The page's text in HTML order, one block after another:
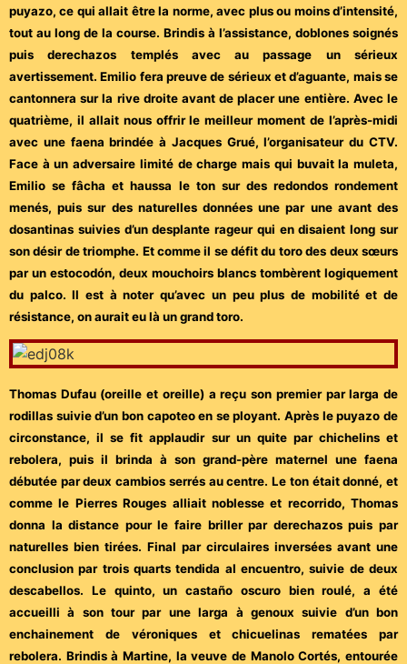
puyazo, ce qui allait être la norme, avec plus ou moins d’intensité,
tout au long de la course. Brindis à l’assistance, doblones soignés
puis derechazos templés avec au passage un sérieux
avertissement. Emilio fera preuve de sérieux et d’aguante, mais se
cantonnera sur la rive droite avant de placer une entière. Avec le
quatrième, il allait nous offrir le meilleur moment de l’après-midi
avec une faena brindée à Jacques Grué, l’organisateur du CTV.
Face à un adversaire limité de charge mais qui buvait la muleta,
Emilio se fâcha et haussa le ton sur des redondos rondement
menés, puis sur des naturelles données une par une avant des
dosantinas suivies d’un desplante rageur qui en disaient long sur
son désir de triomphe. Et comme il se défit du toro des deux sœurs
par un estocodón, deux mouchoirs blancs tombèrent logiquement
du palco. Il est à noter qu’avec un peu plus de mobilité et de
résistance, on aurait eu là un grand toro.
Thomas Dufau (oreille et oreille) a reçu son premier par larga de
rodillas suivie d’un bon capoteo en se ployant. Après le puyazo de
circonstance, il se fit applaudir sur un quite par chichelins et
rebolera, puis il brinda à son grand-père maternel une faena
débutée par deux cambios serrés au centre. Le ton était donné, et
comme le Pierres Rouges alliait noblesse et recorrido, Thomas
donna la distance pour le faire briller par derechazos puis par
naturelles bien tirées. Final par circulaires inversées avant une
conclusion par trois quarts tendida al encuentro, suivie de deux
descabellos. Le quinto, un castaño oscuro bien roulé, a été
accueilli à son tour par une larga à genoux suivie d’un bon
enchainement de véroniques et chicuelinas rematées par
rebolera. Brindis à Martine, la veuve de Manolo Cortés, entourée